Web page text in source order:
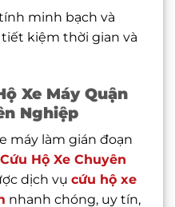
minh bạch và
kiệm thời gian và
Xe Máy Quận
Nghiệp
máy làm gián đoạn
Cứu Hộ Xe Chuyên
dịch vụ cứu hộ xe
nhanh chóng, uy tín,